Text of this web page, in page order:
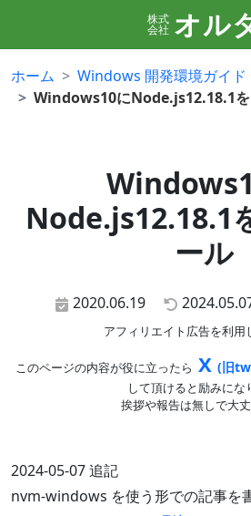
株式
会社 オル
ホーム Windows 開発環境ガイド
Windows10にNode.js12.18.1
Node.js12.18.1
ール
2020.06.19
アフィリエイト広告を利用
このページの内容が役に立ったら X (旧
して頂けると励みにな
挨拶や報告は無しで大
2024-05-07 追記
nvm-windows を使う形での記事を